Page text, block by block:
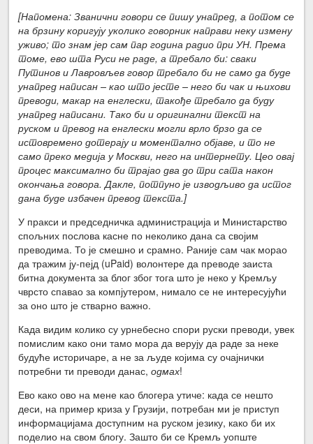
[Напомена: Званични говори се пишу унапред, а потом се
на брзину коригују уколико говорник направи неку измену
уживо; то знам јер сам пар година радио при УН. Према
томе, ево шта Руси не раде, а требало би: сваки
Путинов и Лавровљев говор требало би не само да буде
унапред написан – као што јесте – него би чак и њихови
преводи, макар на енглески, такође требало да буду
унапред написани. Тако би и оригинални текст на
руском и превод на енглески могли врло брзо да се
истовремено дотерају и моментално објаве, и то не
само преко медија у Москви, него на интернету. Цео овај
процес максимално би трајао два до три сата након
окончања говора. Дакле, потпуно је изводљиво да истог
дана буде избачен превод текста.]
У пракси и председничка администрација и Министарство
спољних послова касне по неколико дана са својим
преводима. То је смешно и срамно. Раније сам чак морао
да тражим ју-пејд (uPaid) волонтере да преводе заиста
битна документа за блог због тога што је неко у Кремљу
чврсто спавао за компјутером, нимало се не интересујући
за оно што је стварно важно.
Када видим колико су урнебесно спори руски преводи, увек
помислим како они тамо мора да верују да раде за неке
будуће историчаре, а не за људе којима су очајнички
потребни ти преводи данас,одмах!
Ево како ово на мене као блогера утиче: када се нешто
деси, на пример криза у Грузији, потребан ми је приступ
информацијама доступним на руском језику, како би их
поделио на свом блогу. Зашто би се Кремљ уопште